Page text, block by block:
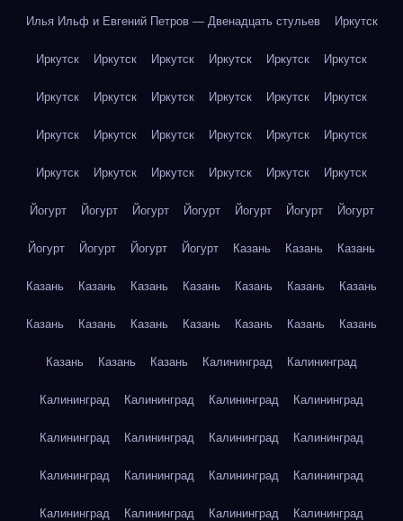
Илья Ильф и Евгений Петров — Двенадцать стульев Иркутск
Иркутск Иркутск Иркутск Иркутск Иркутск Иркутск
Иркутск Иркутск Иркутск Иркутск Иркутск Иркутск
Иркутск Иркутск Иркутск Иркутск Иркутск Иркутск
Иркутск Иркутск Иркутск Иркутск Иркутск Иркутск
Йогурт Йогурт Йогурт Йогурт Йогурт Йогурт Йогурт
Йогурт Йогурт Йогурт Йогурт Казань Казань Казань
Казань Казань Казань Казань Казань Казань Казань
Казань Казань Казань Казань Казань Казань Казань
Казань Казань Казань Калининград Калининград
Калининград Калининград Калининград Калининград
Калининград Калининград Калининград Калининград
Калининград Калининград Калининград Калининград
Калининград Калининград Калининград Калининград